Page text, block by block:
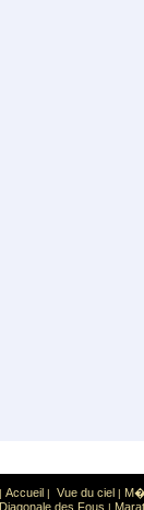
cat�gorieSport:Sports
| Accueil | Vue du ciel |
Diagonale des Fous |